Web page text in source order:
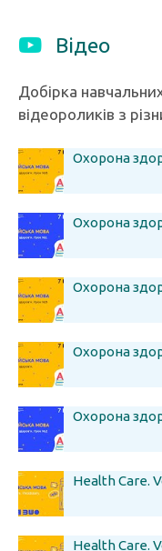
Відео
Добірка
відеороликів з
Охорона
Охорона
Охорона
Охорона
Охорона
Health Care.
Health Care.